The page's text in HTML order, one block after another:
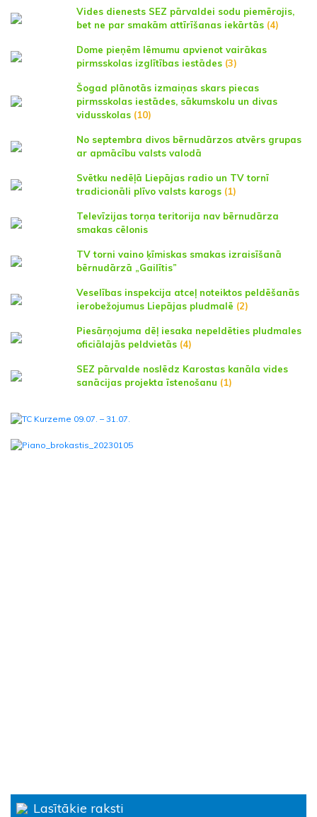
Vides dienests SEZ pārvaldei sodu piemērojis,
bet ne par smakām attīrīšanas iekārtās (4)
Dome pieņēm lēmumu apvienot vairākas
pirmsskolas izglītības iestādes (3)
Šogad plānotās izmaiņas skars piecas
pirmsskolas iestādes, sākumskolu un divas
vidusskolas (10)
No septembra divos bērnudārzos atvērs grupas
ar apmācību valsts valodā
Svētku nedēļā Liepājas radio un TV tornī
tradicionāli plīvo valsts karogs (1)
Televīzijas torņa teritorija nav bērnudārza
smakas cēlonis
TV torni vaino ķīmiskas smakas izraisīšanā
bērnudārzā „Gailītis”
Veselības inspekcija atceļ noteiktos peldēšanās
ierobežojumus Liepājas pludmalē (2)
Piesārņojuma dēļ iesaka nepeldēties pludmales
oficiālajās peldvietās (4)
SEZ pārvalde noslēdz Karostas kanāla vides
sanācijas projekta īstenošanu (1)
Lasītākie raksti